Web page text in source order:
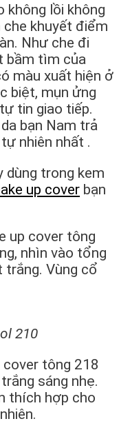
không lồi không
khuyết điểm
Như che đi
bầm tìm của
màu xuất hiện ở
biệt, mụn ửng
tin giao tiếp.
bạn Nam trả
nhiên nhất .
dùng trong kem
up cover bạn
up cover tông
nhìn vào tổng
trắng. Vùng cổ
210
cover tông 218
sáng nhẹ.
thích hợp cho